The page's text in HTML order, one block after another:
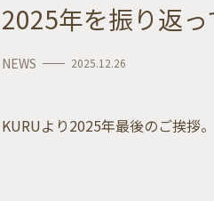
2025年を振り返
NEWS 2025.12.26
KURUより2025年最後のご挨拶。